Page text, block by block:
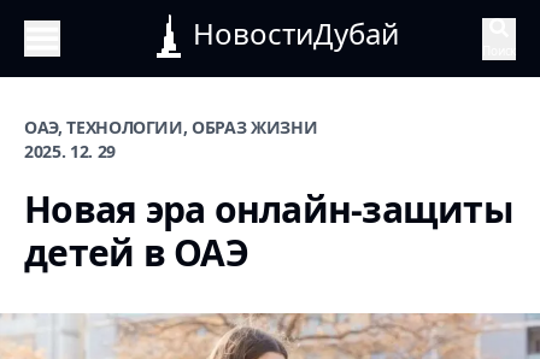
НовостиДубай
ОАЭ, ТЕХНОЛОГИИ, ОБРАЗ ЖИЗНИ
2025. 12. 29
Новая эра онлайн-защиты
детей в ОАЭ